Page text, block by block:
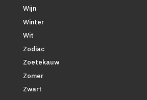
Wijn
Winter
Wit
Zodiac
Zoetekauw
Zomer
Zwart